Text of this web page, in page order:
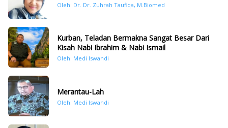
Oleh: Dr. Dr. Zuhrah Taufiqa, M.Biomed
Kurban, Teladan Bermakna Sangat Besar Dari
Kisah Nabi Ibrahim & Nabi Ismail
Oleh: Medi Iswandi
Merantau-Lah
Oleh: Medi Iswandi